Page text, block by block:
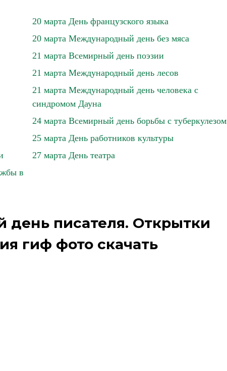
20 марта День французского языка
20 марта Международный день без мяса
21 марта Всемирный день поэзии
21 марта Международный день лесов
21 марта Международный день человека с
синдромом Дауна
24 марта Всемирный день борьбы с туберкулезом
25 марта День работников культуры
27 марта День театра
в
день писателя. Открытки
гиф фото скачать